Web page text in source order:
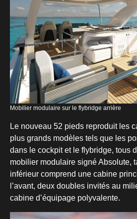
Mobilier modulaire sur le
Le nouveau 52 pieds reproduit les
plus grands modèles tels que les
dans le cockpit et le flybridge, tous
mobilier modulaire signé Absolute,
inférieur comprend une cabine
l’avant, deux doubles invités au
cabine d’équipage polyvalente.